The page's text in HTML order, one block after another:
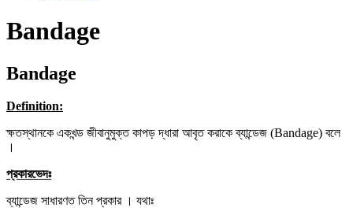
Bandage
Bandage
Definition:
ক্ষতস্থানকে একখন্ড জীবানুমুক্ত কাপড় দ্ধারা আবৃত করাকে ব্যান্ডেজ (Bandage) বলে
।
প্রকারভেদঃ
ব্যান্ডেজ সাধারণত তিন প্রকার । যথাঃ